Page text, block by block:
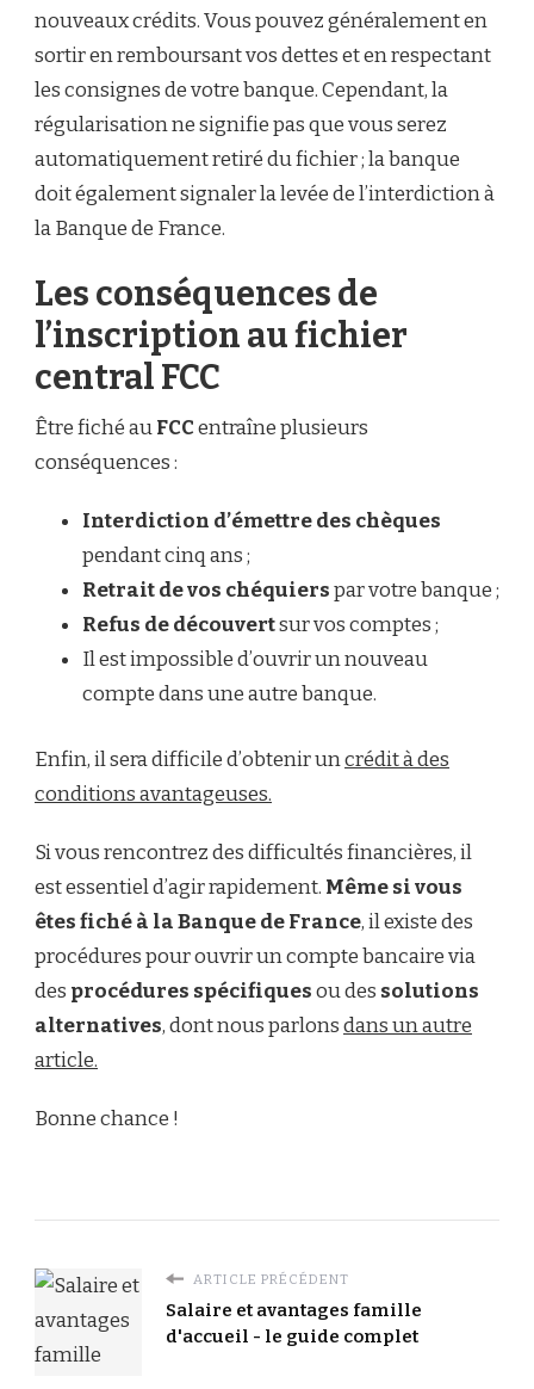
nouveaux crédits. Vous pouvez généralement en
sortir en remboursant vos dettes et en respectant
les consignes de votre banque. Cependant, la
régularisation ne signifie pas que vous serez
automatiquement retiré du fichier ; la banque
doit également signaler la levée de l’interdiction à
la Banque de France.
Les conséquences de
l’inscription au fichier
central FCC
Être fiché auFCCentraîne plusieurs
conséquences :
Interdiction d’émettre des chèques
pendant cinq ans ;
Retrait de vos chéquierspar votre banque ;
Refus de découvertsur vos comptes ;
Il est impossible d’ouvrir un nouveau
compte dans une autre banque.
Enfin, il sera difficile d’obtenir uncrédit à des
conditions avantageuses.
Si vous rencontrez des difficultés financières, il
est essentiel d’agir rapidement. Même si vous
êtes fiché à la Banque de France, il existe des
procédures pour ouvrir un compte bancaire via
des procédures spécifiquesou des solutions
alternatives, dont nous parlonsdans un autre
article.
Bonne chance !
ARTICLE PRÉCÉDENT
Salaire et avantages famille
d'accueil - le guide complet